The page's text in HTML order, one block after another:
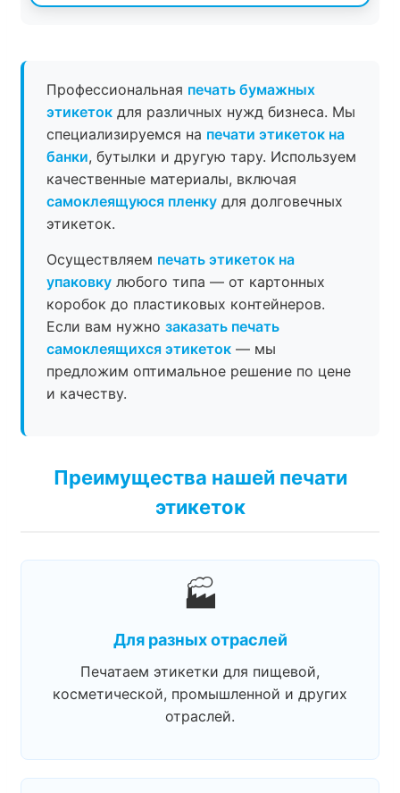
Профессиональная печать бумажных
этикеток для различных нужд бизнеса. Мы
специализируемся на печати этикеток на
банки, бутылки и другую тару. Используем
качественные материалы, включая
самоклеящуюся пленку для долговечных
этикеток.
Осуществляем печать этикеток на
упаковку любого типа — от картонных
коробок до пластиковых контейнеров.
Если вам нужно заказать печать
самоклеящихся этикеток — мы
предложим оптимальное решение по цене
и качеству.
Преимущества нашей печати
этикеток
🏭
Для разных отраслей
Печатаем этикетки для пищевой,
косметической, промышленной и других
отраслей.